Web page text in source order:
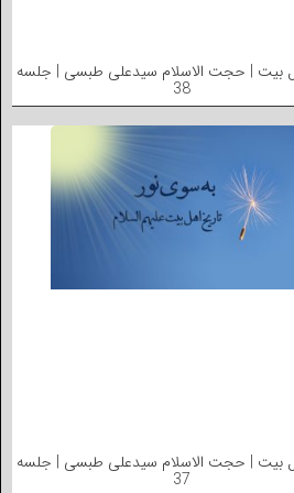
بیت | حجت الاسلام سیدعلی طبسی | جلسه
38
بیت | حجت الاسلام سیدعلی طبسی | جلسه
37